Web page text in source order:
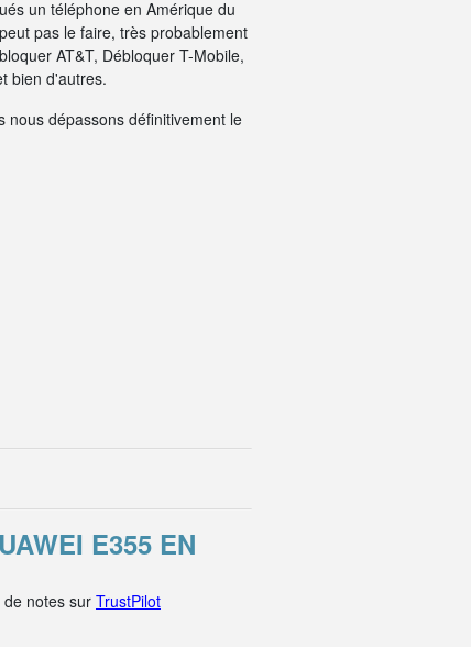
un téléphone en Amérique du
pas le faire, très probablement
AT&T, Débloquer T-Mobile,
bien d'autres.
nous dépassons définitivement le
E355 EN
notes sur TrustPilot